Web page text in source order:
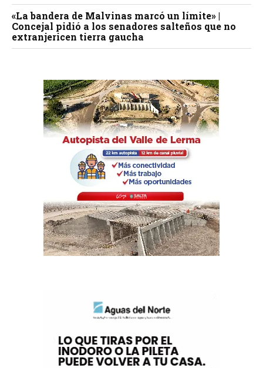
«La bandera de Malvinas marcó un límite» |
Concejal pidió a los senadores salteños que no
extranjericen tierra gaucha